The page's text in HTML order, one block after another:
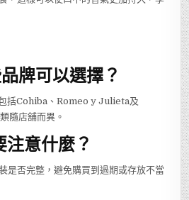
牌可以選擇？
括Cohiba、Romeo y Julieta及
隨店舖而異。
意什麼？
是否完整，避免購買到過期或存放不當